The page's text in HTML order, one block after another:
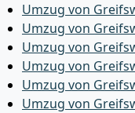
Umzug von
Umzug von
Umzug von
Umzug von
Umzug von
Umzug von